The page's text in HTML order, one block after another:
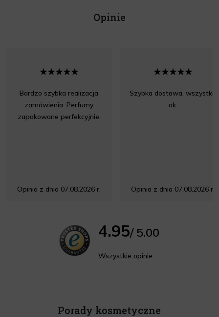
Opinie
Bardzo szybka realizacja
zamówienia. Perfumy
zapakowane perfekcyjnie.
Opinia z dnia 07.08.2026 r.
Szybka dostawa, wszystko
ok.
Opinia z dnia 07.08.2026 r.
4.95/ 5.00
Wszystkie opinie
Porady kosmetyczne